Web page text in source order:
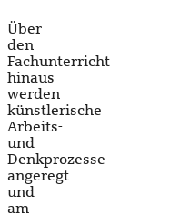
Über
den
Fachunterricht
hinaus
werden
künstlerische
Arbeits-
und
Denkprozesse
angeregt
und
am